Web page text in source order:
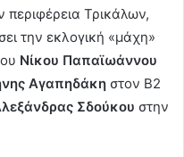
περιφέρεια Τρικάλων,
την εκλογική «μάχη»
Νίκου Παπαϊωάννου
Αγαπηδάκη στον Β2
Σδούκου στην